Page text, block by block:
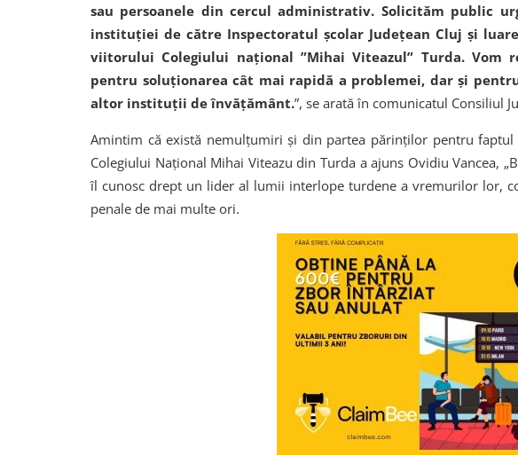
sau persoanele din cercul administrativ. Solicităm public
instituției de către Inspectoratul școlar Județean Cluj și
viitorului Colegiului național ”Mihai Viteazul” Turda. Vom
pentru soluționarea cât mai rapidă a problemei, dar și
altor instituții de învățământ.”, se arată în comunicatul Consiliul
Amintim că există nemulțumiri și din partea părinților pentru faptul
Colegiului Național Mihai Viteazu din Turda a ajuns Ovidiu Vancea,
îl cunosc drept un lider al lumii interlope turdene a vremurilor lor,
penale de mai multe ori.